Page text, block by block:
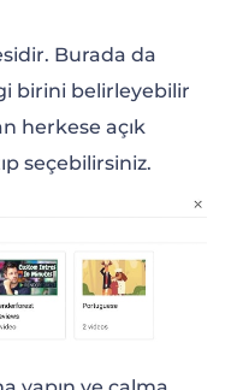
Burada da
birini belirleyebilir
herkese açık
seçebilirsiniz.